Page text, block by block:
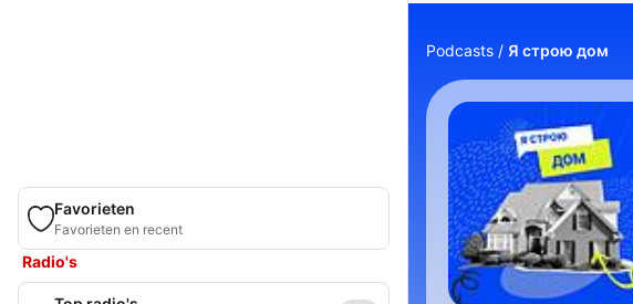
Favorieten
Favorieten en recent
Radio's
Podcasts Я строю дом